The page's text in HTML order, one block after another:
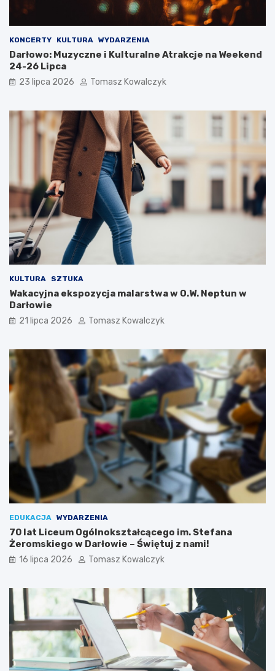
KONCERTY KULTURA WYDARZENIA
Darłowo: Muzyczne i Kulturalne Atrakcje na Weekend
24-26 Lipca
23 lipca 2026 Tomasz Kowalczyk
KULTURA SZTUKA
Wakacyjna ekspozycja malarstwa w O.W. Neptun w
Darłowie
21 lipca 2026 Tomasz Kowalczyk
EDUKACJA WYDARZENIA
70 lat Liceum Ogólnokształcącego im. Stefana
Żeromskiego w Darłowie – Świętuj z nami!
16 lipca 2026 Tomasz Kowalczyk